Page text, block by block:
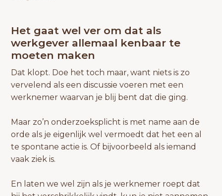
Het gaat wel ver om dat als
werkgever allemaal kenbaar te
moeten maken
Dat klopt. Doe het toch maar, want niets is zo
vervelend als een discussie voeren met een
werknemer waarvan je blij bent dat die ging.
Maar zo’n onderzoeksplicht is met name aan de
orde als je eigenlijk wel vermoedt dat het een al
te spontane actie is. Of bijvoorbeeld als iemand
vaak ziek is.
En laten we wel zijn als je werknemer roept dat